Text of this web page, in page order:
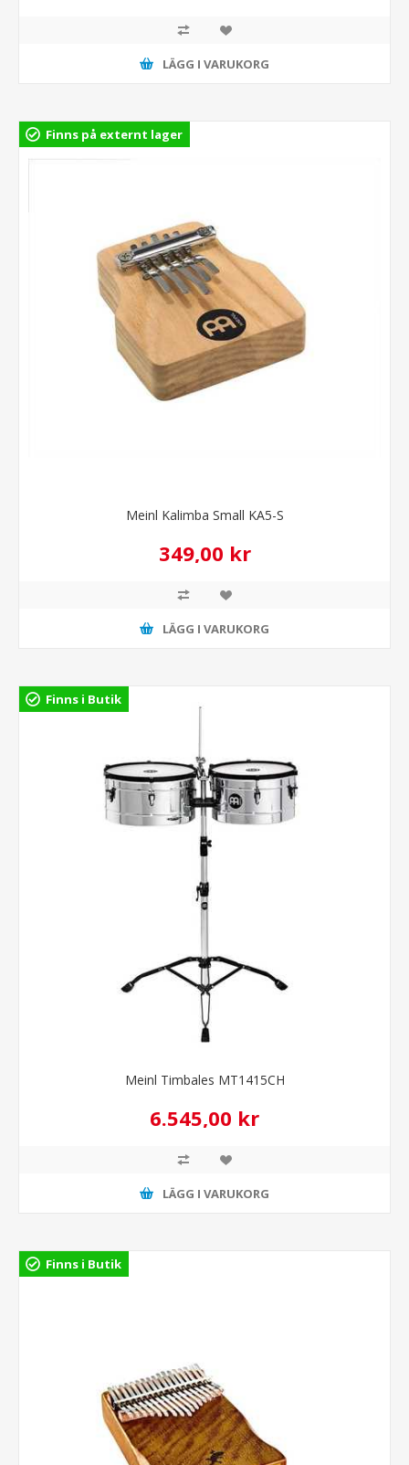
LÄGG I VARUKORG
Finns på externt lager
Meinl Kalimba Small KA5-S
349,00 kr
LÄGG I VARUKORG
Finns i Butik
Meinl Timbales MT1415CH
6.545,00 kr
LÄGG I VARUKORG
Finns i Butik